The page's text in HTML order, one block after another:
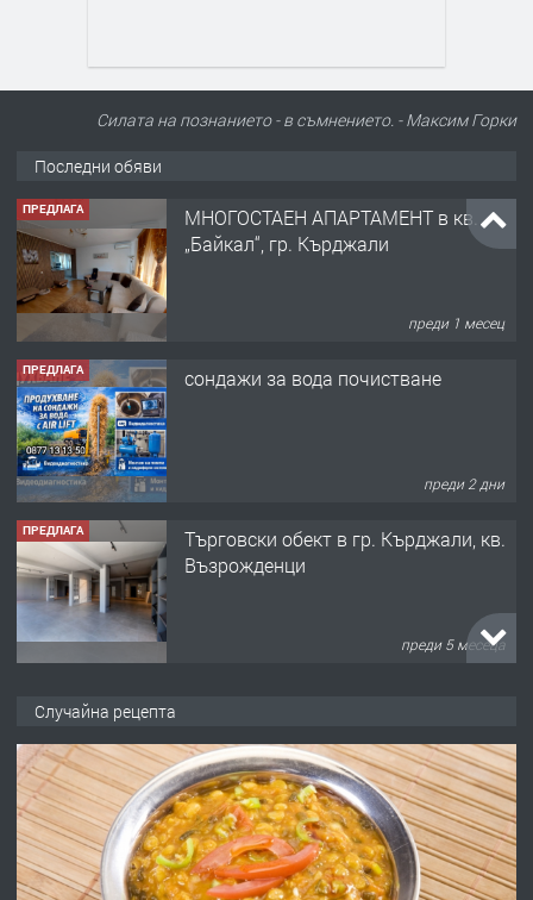
Силата на познанието - в съмнението. - Максим Горки
Последни обяви
ПРЕДЛАГА
МНОГОСТАЕН АПАРТАМЕНТ в кв.
„Байкал“, гр. Кърджали
преди 1 месец
ПРЕДЛАГА сондажи за вода почистване
преди 2 дни
ПРЕДЛАГА
Tърговски обект в гр. Кърджали, кв.
Възрожденци
преди 5 месеца
преди 6 месеца
ПРЕДЛАГА
Заведение /ресторант, бистро/ в с.
Чакаларово, община Кирково
Случайна рецепта